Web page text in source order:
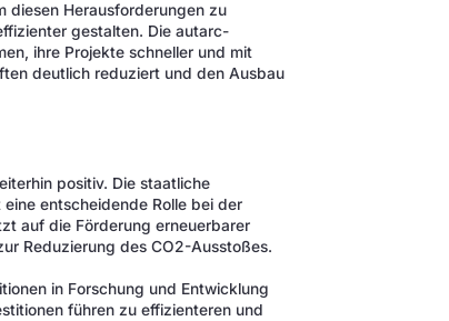
diesen Herausforderungen zu
gestalten. Die autarc-
ihre Projekte schneller und mit
deutlich reduziert und den Ausbau
positiv. Die staatliche
entscheidende Rolle bei der
auf die Förderung erneuerbarer
Reduzierung des CO2-Ausstoßes.
in Forschung und Entwicklung
führen zu effizienteren und